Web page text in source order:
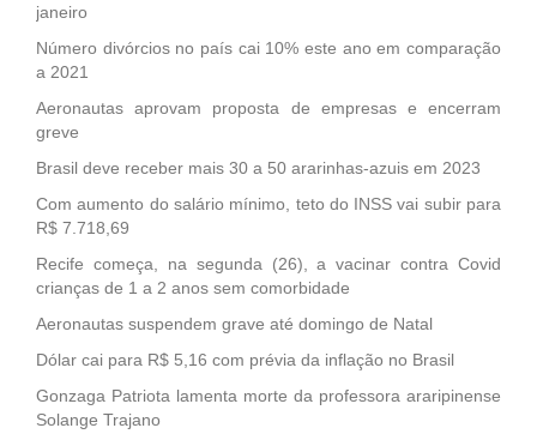
janeiro
Número divórcios no país cai 10% este ano em comparação
a 2021
Aeronautas aprovam proposta de empresas e encerram
greve
Brasil deve receber mais 30 a 50 ararinhas-azuis em 2023
Com aumento do salário mínimo, teto do INSS vai subir para
R$ 7.718,69
Recife começa, na segunda (26), a vacinar contra Covid
crianças de 1 a 2 anos sem comorbidade
Aeronautas suspendem grave até domingo de Natal
Dólar cai para R$ 5,16 com prévia da inflação no Brasil
Gonzaga Patriota lamenta morte da professora araripinense
Solange Trajano